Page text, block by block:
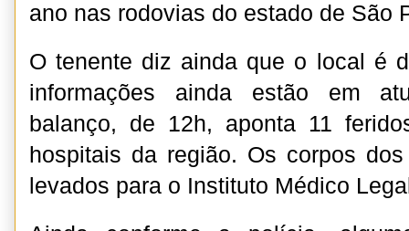
ano nas rodovias do estado de São
O tenente diz ainda que o local é
informações ainda estão em
balanço, de 12h, aponta 11
hospitais da região. Os corpos
levados para o Instituto Médico